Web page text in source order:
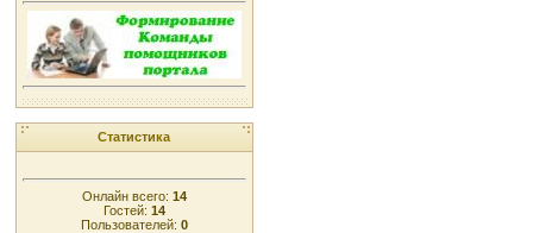
Статистика
Онлайн всего: 14
Гостей: 14
Пользователей: 0